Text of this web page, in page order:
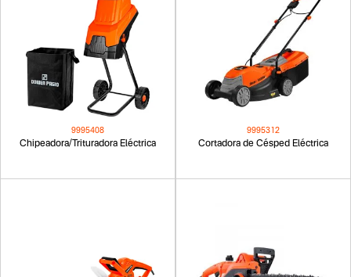
9995408
Chipeadora/Trituradora Eléctrica
9995312
Cortadora de Césped Eléctrica